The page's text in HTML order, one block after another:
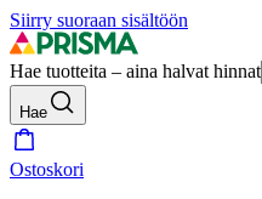
Siirry suoraan sisältöön
Hae tuotteita – aina halvat hinnat
Hae
Ostoskori